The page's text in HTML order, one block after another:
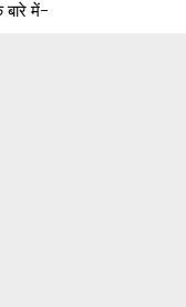
बारे में-